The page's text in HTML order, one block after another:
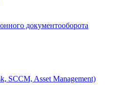
документооборота
SCCM, Asset Management)